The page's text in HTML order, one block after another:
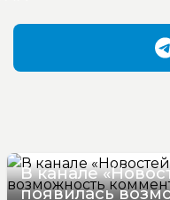
В канале
появилась